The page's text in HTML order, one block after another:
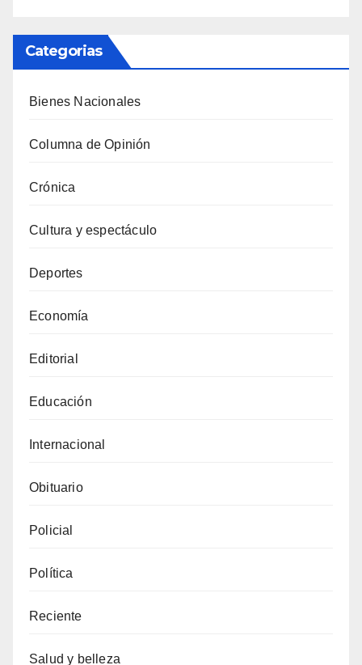
Categorias
Bienes Nacionales
Columna de Opinión
Crónica
Cultura y espectáculo
Deportes
Economía
Editorial
Educación
Internacional
Obituario
Policial
Política
Reciente
Salud y belleza